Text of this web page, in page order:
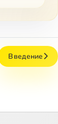
Введение